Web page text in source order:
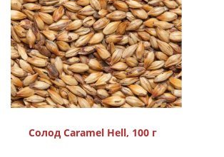
Солод Caramel Hell, 100 г